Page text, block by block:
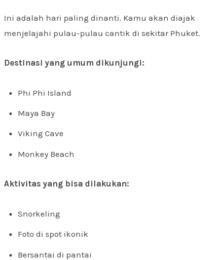
Ini adalah hari paling dinanti. Kamu akan diajak
menjelajahi pulau-pulau cantik di sekitar Phuket.
Destinasi yang umum dikunjungi:
Phi Phi Island
Maya Bay
Viking Cave
Monkey Beach
Aktivitas yang bisa dilakukan:
Snorkeling
Foto di spot ikonik
Bersantai di pantai